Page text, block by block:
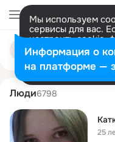
Мы используем
сервисы для вас.
настроить cookie-
представитель.
Разрешить все
Поиск
людям
katyusha
Люди6798
25
Информация о
на платформе —